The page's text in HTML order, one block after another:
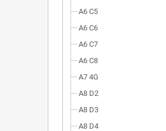
A6 C5
A6 C6
A6 C7
A6 C8
A7 4G
A8 D2
A8 D3
A8 D4